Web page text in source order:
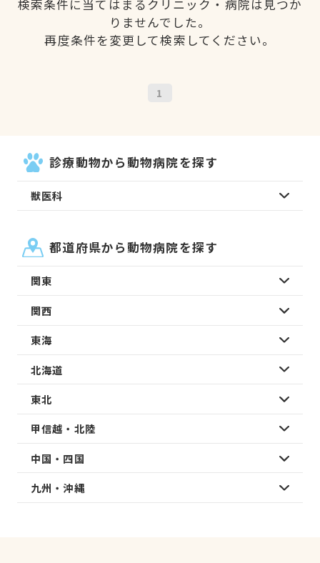
検索条件に当てはまるクリニック・病院は見つか
りませんでした。
再度条件を変更して検索してください。
1
診療動物から動物病院を探す
獣医科
都道府県から動物病院を探す
関東
関西
東海
北海道
東北
甲信越・北陸
中国・四国
九州・沖縄